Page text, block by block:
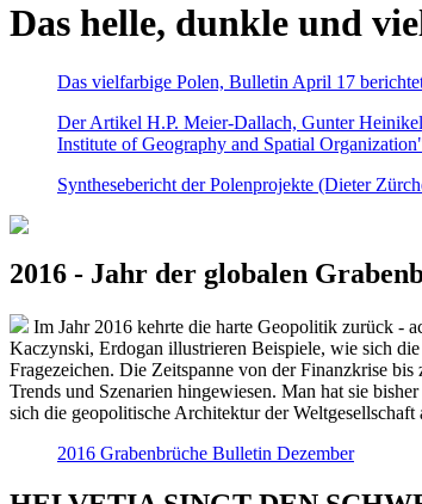
Das helle, dunkle und
Das vielfarbige Polen, Bulletin April 17
Der Artikel H.P. Meier-Dallach, Gunter
Institute of Geography and Spatial
Synthesebericht der Polenprojekte (Dieter
2016 - Jahr der globalen
Im Jahr 2016 kehrte die harte Geopolitik zurück -
Kaczynski, Erdogan illustrieren Beispiele, wie sich
Fragezeichen. Die Zeitspanne von der Finanzkrise
Trends und Szenarien hingewiesen. Man hat sie
sich die geopolitische Architektur der Weltgesellschaft
2016 Grabenbrüche Bulletin Dezember